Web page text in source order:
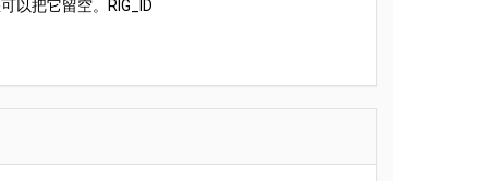
以把它留空。RIG_ID